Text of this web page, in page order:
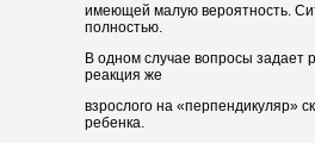
имеющей малую вероятность.
полностью.
В одном случае вопросы задает
реакция же
взрослого на «перпендикуляр»
ребенка.